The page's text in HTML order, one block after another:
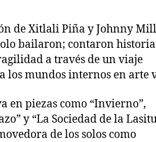
de Xitlali Piña y Johnny
bailaron; contaron
a través de un viaje
los mundos internos en arte
en piezas como “Invierno”,
y “La Sociedad de la
de los solos como